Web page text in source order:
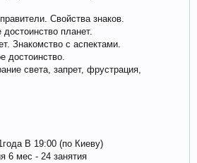
Свойства знаков.
планет.
Знакомство с аспектами.
достоинство.
света, запрет, фрустрация,
В 19:00 (по Киеву)
6 мес - 24 занятия